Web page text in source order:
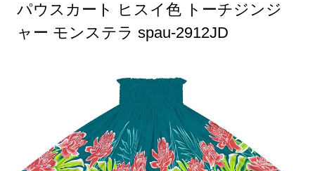
パウスカート ヒスイ色 トーチジンジ
ャー モンステラ spau-2912JD